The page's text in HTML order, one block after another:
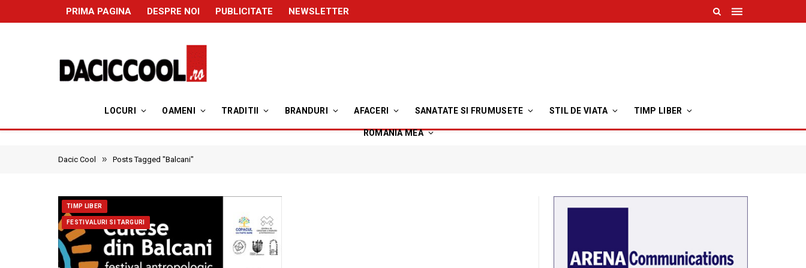
PRIMA PAGINA DESPRE NOI PUBLICITATE NEWSLETTER
LOCURI OAMENI TRADITII BRANDURI AFACERI SANATATE SI FRUMUSETE STIL DE VIATA TIMP LIBER
ROMANIA MEA
Dacic Cool » Posts Tagged "Balcani"
TIMP LIBER
FESTIVALURI SI TARGURI